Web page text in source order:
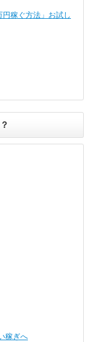
稼ぐ方法」お試し